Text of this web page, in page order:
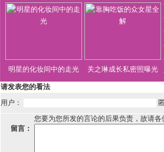
明星的化妆间中的走光 关之琳成长私密照曝光
·
·
·
·
·
·
请发表您的看法
用户：
您要为您所发的言论的后果负责，故请各
留言：